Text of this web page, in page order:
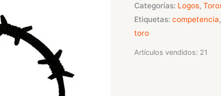
Categorías: Logos,
Etiquetas: competencia
toro
Artículos vendidos: 21